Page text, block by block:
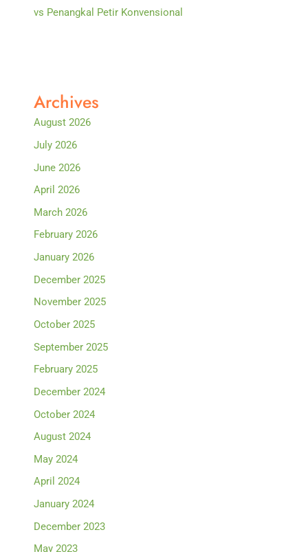
vs Penangkal Petir Konvensional
Archives
August 2026
July 2026
June 2026
April 2026
March 2026
February 2026
January 2026
December 2025
November 2025
October 2025
September 2025
February 2025
December 2024
October 2024
August 2024
May 2024
April 2024
January 2024
December 2023
May 2023